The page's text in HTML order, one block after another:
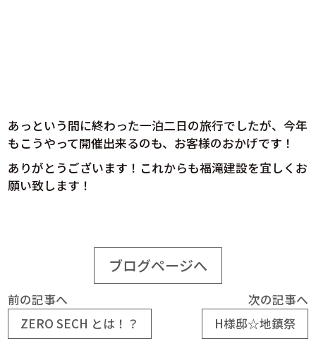
あっという間に終わった一泊二日の旅行でしたが、今年
もこうやって開催出来るのも、お客様のおかげです！
ありがとうございます！これからも福滝建設を宜しくお
願い致します！
ブログページへ
前の記事へ
ZERO SECH とは！？
次の記事へ
H様邸☆地鎮祭